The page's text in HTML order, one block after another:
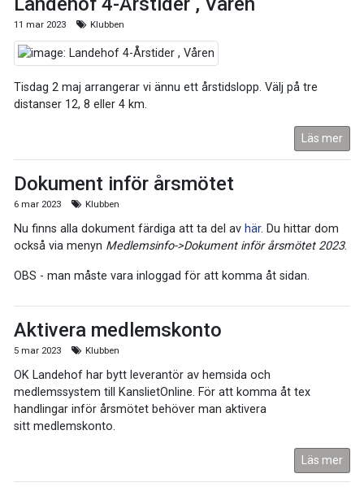
11 mar 2023 Klubben
Tisdag 2 maj arrangerar vi ännu ett årstidslopp. Välj på tre
distanser 12, 8 eller 4 km.
Läs mer
Dokument inför årsmötet
6 mar 2023 Klubben
Nu finns alla dokument färdiga att ta del av här. Du hittar dom
också via menyn Medlemsinfo->Dokument inför årsmötet 2023.
OBS - man måste vara inloggad för att komma åt sidan.
Aktivera medlemskonto
5 mar 2023 Klubben
OK Landehof har bytt leverantör av hemsida och
medlemssystem till KanslietOnline. För att komma åt tex
handlingar inför årsmötet behöver man aktivera
sitt medlemskonto.
Läs mer